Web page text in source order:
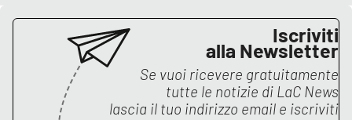
Vibo Valentia
Reggio Calabria
Cosenza
Iscriviti
alla Newsletter
Se vuoi ricevere gratuitamente
tutte le notizie di LaC News
lascia il tuo indirizzo email e iscriviti